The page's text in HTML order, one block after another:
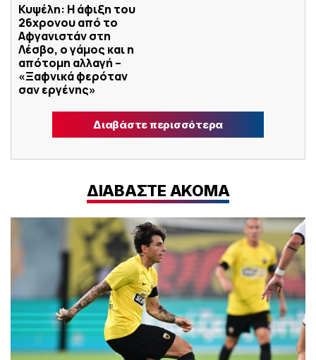
Κυψέλη: Η άφιξη του
26χρονου από το
Αφγανιστάν στη
Λέσβο, ο γάμος και η
απότομη αλλαγή –
«Ξαφνικά φερόταν
σαν εργένης»
Διαβάστε περισσότερα
ΔΙΑΒΑΣΤΕ ΑΚΟΜΑ